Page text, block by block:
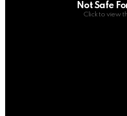
Not Safe
Click to view